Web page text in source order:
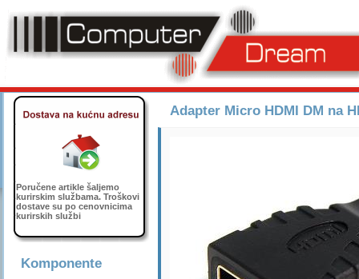
Poručene artikle šaljemo
kurirskim službama. Troškovi
dostave su po cenovnicima
kurirskih službi
Komponente
Adapter Micro HDMI DM na